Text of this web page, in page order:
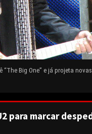
Big One” e já projeta
para marcar